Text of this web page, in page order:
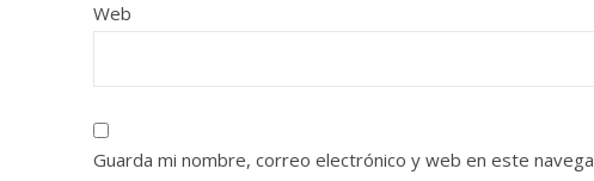
Web
Guarda mi nombre, correo electrónico y web en este